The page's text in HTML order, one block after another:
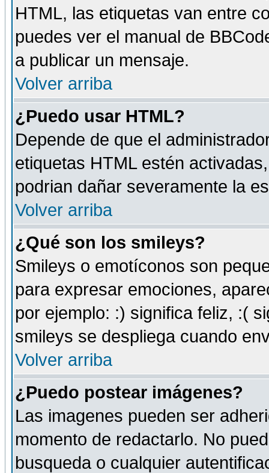
HTML, las etiquetas van entre
puedes ver el manual de
a publicar un mensaje.
Volver arriba
¿Puedo usar HTML?
Depende de que el
etiquetas HTML estén
podrian dañar severamente la
Volver arriba
¿Qué son los smileys?
Smileys o emotíconos son
para expresar emociones,
por ejemplo: :) significa feliz, :(
smileys se despliega cuando
Volver arriba
¿Puedo postear imágenes?
Las imagenes pueden ser
momento de redactarlo. No
busqueda o cualquier